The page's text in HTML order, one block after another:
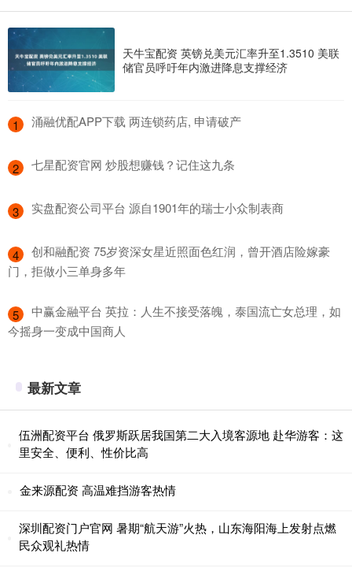
天牛宝配资 英镑兑美元汇率升至1.3510 美联
储官员呼吁年内激进降息支撑经济
1 ​涌融优配APP下载 两连锁药店, 申请破产
2 ​七星配资官网 炒股想赚钱？记住这九条
3 ​实盘配资公司平台 源自1901年的瑞士小众制表商
4
​创和融配资 75岁资深女星近照面色红润，曾开酒店险嫁豪
门，拒做小三单身多年
5
​中赢金融平台 英拉：人生不接受落魄，泰国流亡女总理，如
今摇身一变成中国商人
最新文章
伍洲配资平台 俄罗斯跃居我国第二大入境客源地 赴华游客：这
里安全、便利、性价比高
金来源配资 高温难挡游客热情
深圳配资门户官网 暑期“航天游”火热，山东海阳海上发射点燃
民众观礼热情